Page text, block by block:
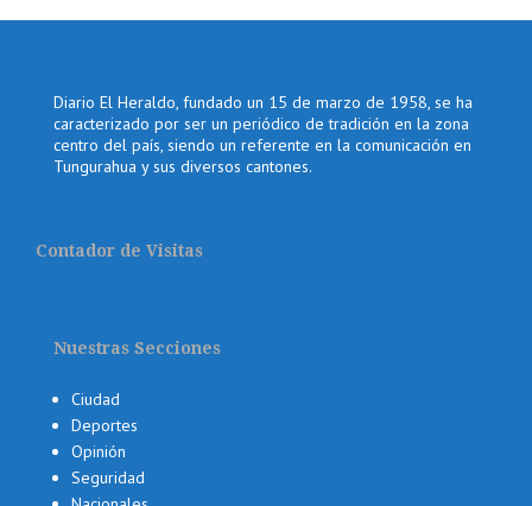
Diario El Heraldo, fundado un 15 de marzo de 1958, se ha
caracterizado por ser un periódico de tradición en la zona
centro del país, siendo un referente en la comunicación en
Tungurahua y sus diversos cantones.
Contador de Visitas
Nuestras Secciones
Ciudad
Deportes
Opinión
Seguridad